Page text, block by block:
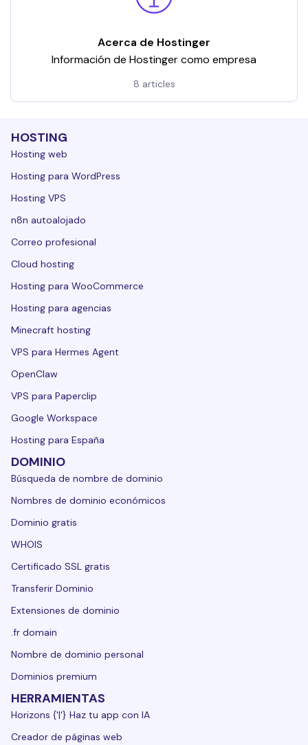
Acerca de Hostinger
Información de Hostinger como empresa
8 articles
HOSTING
Hosting web
Hosting para WordPress
Hosting VPS
n8n autoalojado
Correo profesional
Cloud hosting
Hosting para WooCommerce
Hosting para agencias
Minecraft hosting
VPS para Hermes Agent
OpenClaw
VPS para Paperclip
Google Workspace
Hosting para España
DOMINIO
Búsqueda de nombre de dominio
Nombres de dominio económicos
Dominio gratis
WHOIS
Certificado SSL gratis
Transferir Dominio
Extensiones de dominio
.fr domain
Nombre de dominio personal
Dominios premium
HERRAMIENTAS
Horizons {'|'} Haz tu app con IA
Creador de páginas web